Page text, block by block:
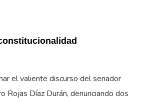
el valiente discurso del senador
Rojas Díaz Durán, denunciando dos